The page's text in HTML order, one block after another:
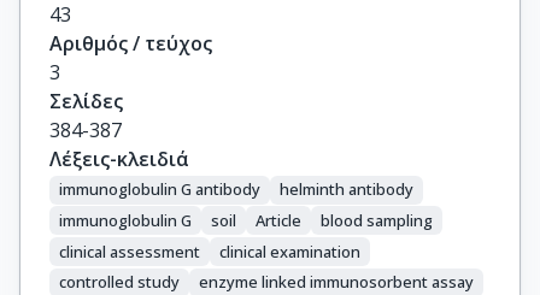
43
Αριθμός / τεύχος
3
Σελίδες
384-387
Λέξεις-κλειδιά
immunoglobulin G antibody
helminth antibody
immunoglobulin G
soil Article
blood sampling
clinical assessment
clinical examination
controlled study
enzyme linked immunosorbent assay